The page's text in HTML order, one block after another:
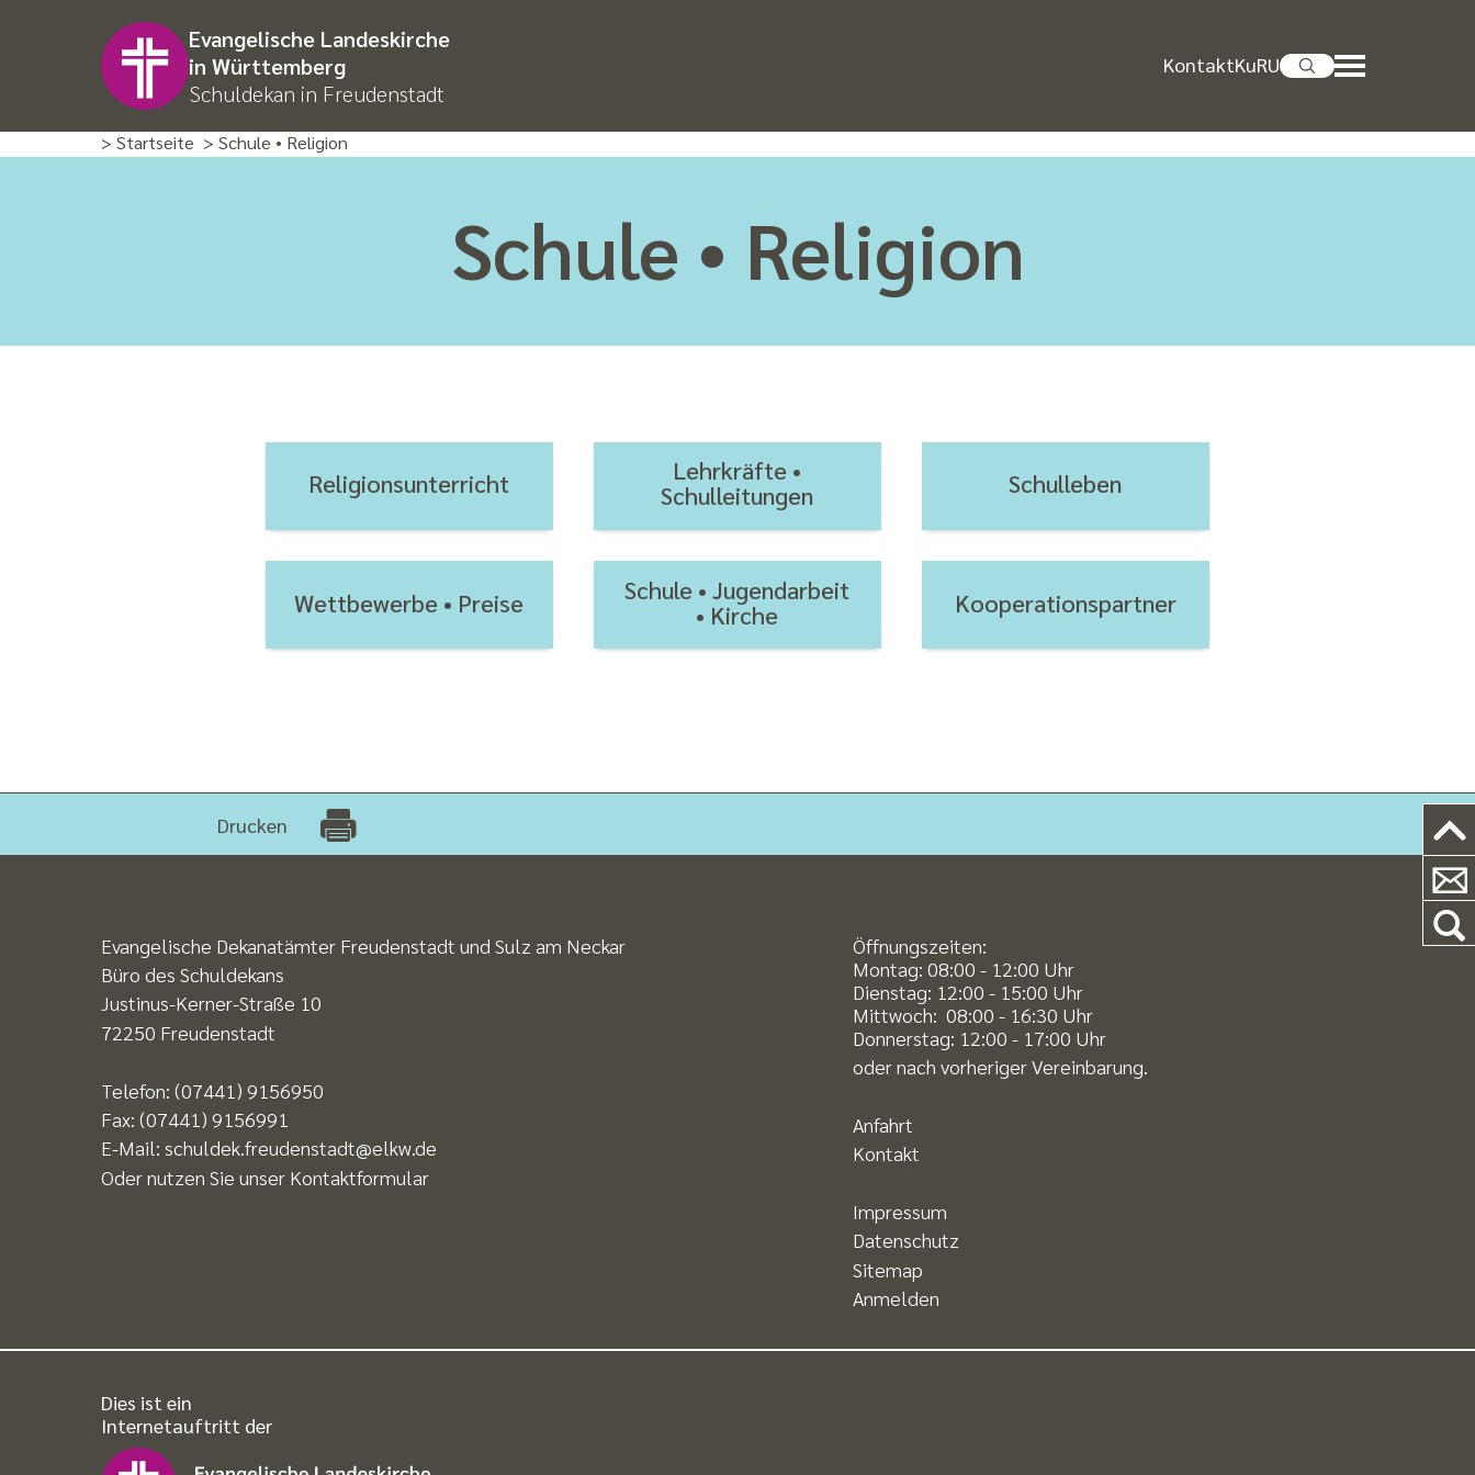
Evangelische Landeskirche
in Württemberg
Schuldekan in Freudenstadt
KontaktKuRU
> Startseite > Schule • Religion
Schule • Religion
Religions­unterricht
Lehrkräfte •
Schulleitungen
Schulleben
Wettbewerbe • Preise
Schule • Jugendarbeit
• Kirche
Kooperations­partner
Drucken
Evangelische Dekanatämter Freudenstadt und Sulz am Neckar
Büro des Schuldekans
Justinus-Kerner-Straße 10
72250 Freudenstadt
Telefon: (07441) 9156950
Fax: (07441) 9156991
E-Mail: schuldek.freudenstadt@elkw.de
Oder nutzen Sie unser Kontaktformular
Öffnungszeiten:
Montag: 08:00 - 12:00 Uhr
Dienstag: 12:00 - 15:00 Uhr
Mittwoch: 08:00 - 16:30 Uhr
Donnerstag: 12:00 - 17:00 Uhr
oder nach vorheriger Vereinbarung.
Anfahrt
Kontakt
Impressum
Datenschutz
Sitemap
Anmelden
Dies ist ein
Internetauftritt der